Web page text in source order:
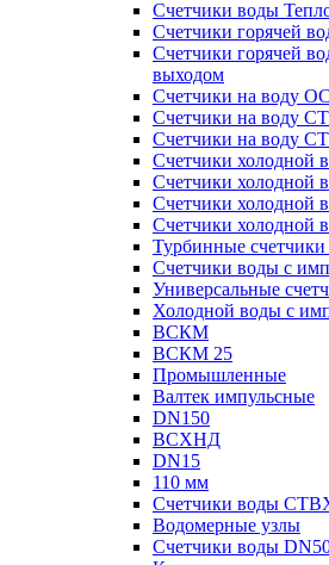
Счетчики воды
Счетчики горячей
Счетчики горячей
выходом
Счетчики на воду
Счетчики на воду
Счетчики на воду
Счетчики холодной
Счетчики холодной
Счетчики
Счетчики
Турбинные
Счетчики воды с
Универсальные
Холодной воды с
ВСКМ
ВСКМ 25
Промышленные
Валтек импульсные
DN150
ВСХНД
DN15
110 мм
Счетчики воды
Водомерные узлы
Счетчики воды